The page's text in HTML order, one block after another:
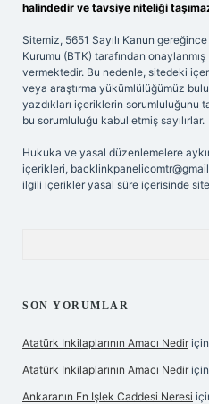
halindedir ve tavsiye niteliği
Sitemiz, 5651 Sayılı Kanun
Kurumu (BTK) tarafından
vermektedir. Bu nedenle, sitedeki
veya araştırma yükümlülüğümüz
yazdıkları içeriklerin sorumluluğunu
bu sorumluluğu kabul etmiş sayılırlar.
Hukuka ve yasal düzenlemelere
içerikleri,
ilgili içerikler yasal süre içerisinde
SON YORUMLAR
Atatürk Inkilaplarının Amacı Nedir için
Atatürk Inkilaplarının Amacı Nedir için
Ankaranın En Işlek Caddesi Neresi